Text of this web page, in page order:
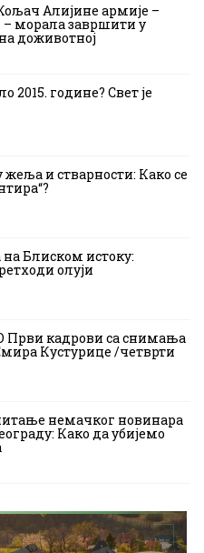
Алијине армије –
– морала завршити у
доживотној
2015. године? Свет је
и стварности: Како се
Блиском истоку:
олуји
кадрови са снимања
Кустурице /четврти
немачког новинара
Како да убијемо